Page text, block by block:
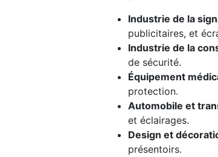
Industrie de la
publicitaires, et
Industrie de la
de sécurité.
Équipement
protection.
Automobile et
et éclairages.
Design et
présentoirs.